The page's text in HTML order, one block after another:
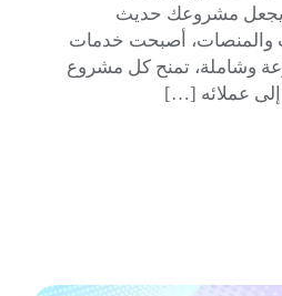
يجعل مشروعك حديث
والمنصات، أصبحت خدمات
وشاملة، تمنح كل مشروع
إلى عملائه […]